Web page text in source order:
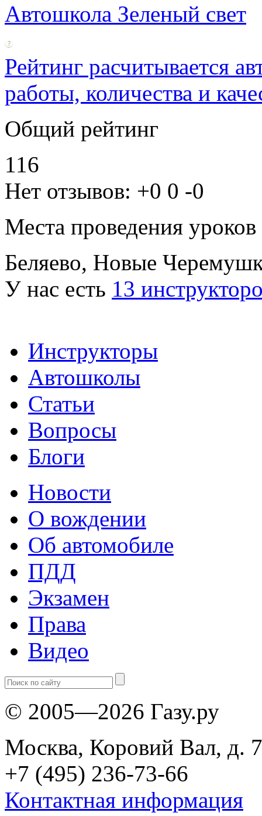
Автошкола Зеленый свет
Рейтинг расчитывается
работы, количества и
Общий рейтинг
116
Нет отзывов: +0 0 -0
Места проведения уроков
Беляево, Новые
У нас есть 13
Инструкторы
Автошколы
Статьи
Вопросы
Блоги
Новости
О вождении
Об автомобиле
ПДД
Экзамен
Права
Видео
© 2005—2026 Газу.ру
Москва, Коровий Вал, д.
+7 (495) 236-73-66
Контактная информация